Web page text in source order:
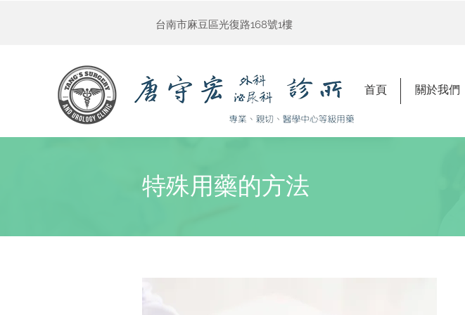
台南市麻豆區光復路168號1樓
首頁 關於我們
特殊用藥的方法